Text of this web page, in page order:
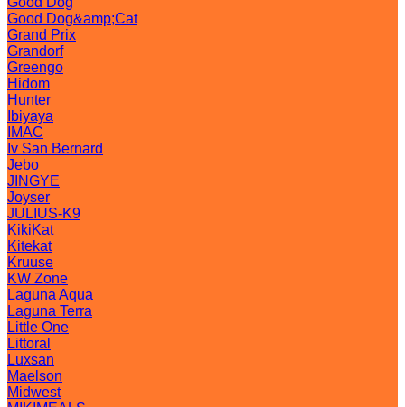
Good Dog&amp;Cat
Grand Prix
Grandorf
Greengo
Hidom
Hunter
Ibiyaya
IMAC
Iv San Bernard
Jebo
JINGYE
Joyser
JULIUS-K9
KikiKat
Kitekat
Kruuse
KW Zone
Laguna Aqua
Laguna Terra
Little One
Littoral
Luxsan
Maelson
Midwest